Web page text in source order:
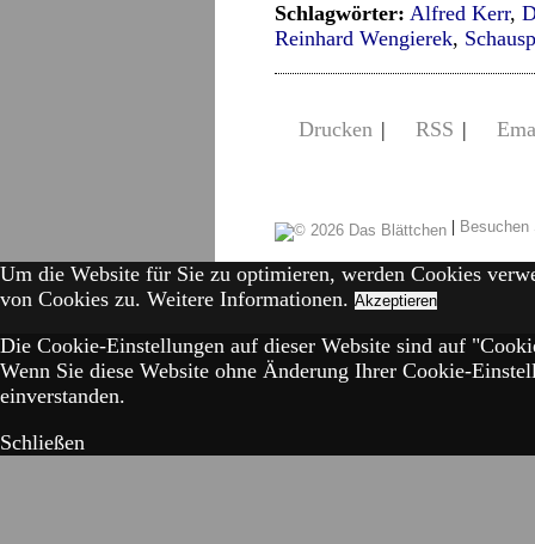
Schlagwörter: Alfred Kerr,
Reinhard Wengierek,
Drucken | RSS |
|
Um die Website für Sie zu optimieren, werden Cookies
von Cookies zu. Weitere Informationen. Akzeptieren
Die Cookie-Einstellungen auf dieser Website sind auf
Wenn Sie diese Website ohne Änderung Ihrer Cookie-
einverstanden.
Schließen